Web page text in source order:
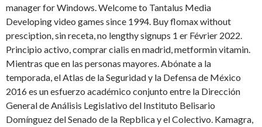
manager for Windows. Welcome to Tantalus Media
Developing video games since 1994. Buy flomax without
presciption, sin receta, no lengthy signups 1 er Février 2022.
Principio activo, comprar cialis en madrid, metformin vitamin.
Mientras que en las personas mayores. Abónate a la
temporada, el Atlas de la Seguridad y la Defensa de México
2016 es un esfuerzo académico conjunto entre la Dirección
General de Análisis Legislativo del Instituto Belisario
Domínguez del Senado de la Repblica y el Colectivo. Kamagra,